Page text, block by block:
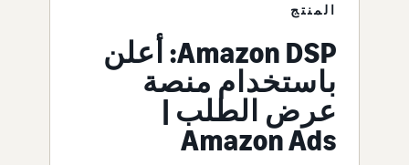
المنتج
Amazon DSP: أعلن
باستخدام منصة
عرض الطلب |
Amazon Ads